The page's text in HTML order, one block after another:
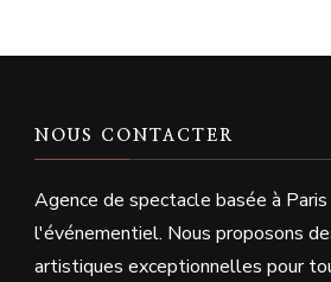
NOUS CONTACTER
Agence de spectacle basée à
l'événementiel. Nous proposons
artistiques exceptionnelles pour